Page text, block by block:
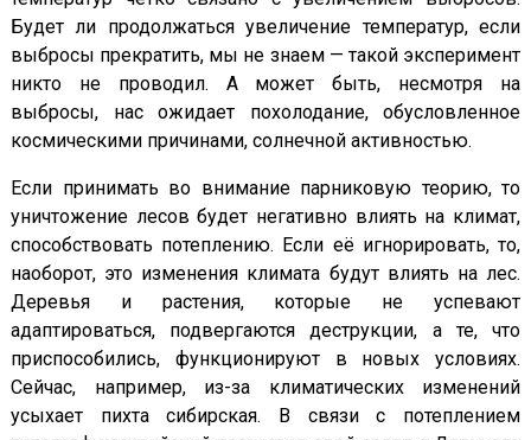
Будет ли продолжаться увеличение температур, если
выбросы прекратить, мы не знаем — такой эксперимент
никто не проводил. А может быть, несмотря на
выбросы, нас ожидает похолодание, обусловленное
космическими причинами, солнечной активностью.
Если принимать во внимание парниковую теорию, то
уничтожение лесов будет негативно влиять на климат,
способствовать потеплению. Если её игнорировать, то,
наоборот, это изменения климата будут влиять на лес.
Деревья и растения, которые не успевают
адаптироваться, подвергаются деструкции, а те, что
приспособились, функционируют в новых условиях.
Сейчас, например, из-за климатических изменений
усыхает пихта сибирская. В связи с потеплением